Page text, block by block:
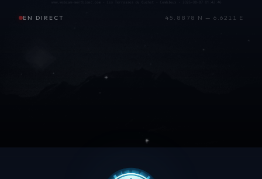
EN DIRECT 45.8878 N — 6.6211 E